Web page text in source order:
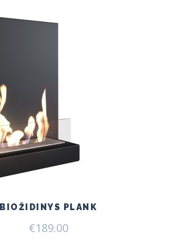
BIOŽIDINYS PLANK
€189.00